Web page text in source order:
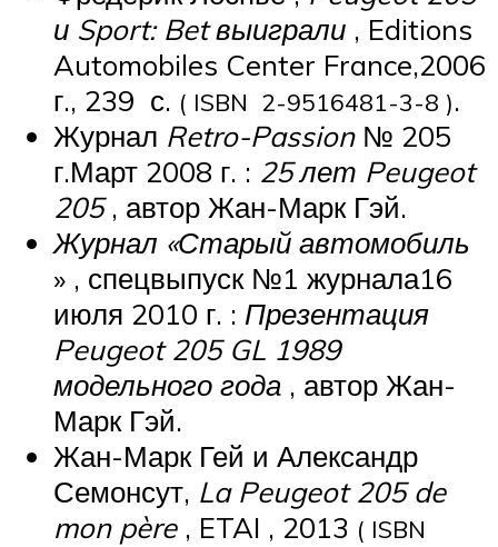
и Sport: Bet выиграли , Editions
Automobiles Center France,2006
г., 239 с. ( ISBN 2-9516481-3-8 ).
Журнал Retro-Passion№ 205
г.Март 2008 г. : 25 лет Peugeot
205, автор Жан-Марк Гэй.
Журнал «Старый автомобиль
» , спецвыпуск №1 журнала16
июля 2010 г. : Презентация
Peugeot 205 GL 1989
модельного года , автор Жан-
Марк Гэй.
Жан-Марк Гей и Александр
Семонсут, La Peugeot 205 de
mon père, ETAI , 2013 ( ISBN